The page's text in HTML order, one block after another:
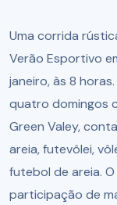
Uma corrida
Verão Esportivo
janeiro, às 8
quatro domingos
Green Valey,
areia, futevôlei,
futebol de areia.
participação de